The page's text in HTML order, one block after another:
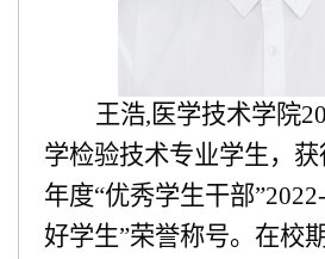
王浩,医学技术学院
学检验技术专业学生，获
年度“优秀学生干部
好学生”荣誉称号。在校